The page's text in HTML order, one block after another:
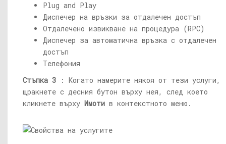
Plug and Play
Диспечер на връзки за отдалечен достъп
Отдалечено извикване на процедура (RPC)
Диспечер за автоматична връзка с отдалечен
достъп
Телефония
Стъпка 3 : Когато намерите някоя от тези услуги,
щракнете с десния бутон върху нея, след което
кликнете върху Имоти в контекстното меню.